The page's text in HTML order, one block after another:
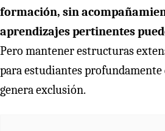
formación, sin
aprendizajes pertinentes
Pero mantener estructuras
para estudiantes
genera exclusión.